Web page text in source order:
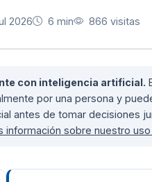
2026 6 min 866 visitas
con inteligencia artificial.
por una persona y
antes de tomar decisiones
información sobre nuestro uso